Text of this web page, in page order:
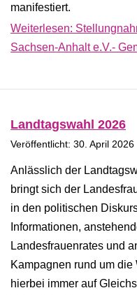
manifestiert.
Weiterlesen:
Sachsen-Anhalt e.V.-
Landtagswahl 2026
Veröffentlicht: 30. April 2026
Anlässlich der
bringt sich der
in den politischen
Informationen,
Landesfrauenrates und
Kampagnen rund um
hierbei immer auf